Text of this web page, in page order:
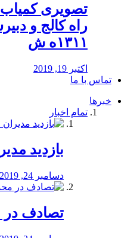
️تصویری کمیاب
راه كالج و
۱۳۱۱ه ش
اکتبر 19, 2019
تماس با ما
خبرها
تمام اخبار
بازدید
دسامبر 24, 2019
تصادف در